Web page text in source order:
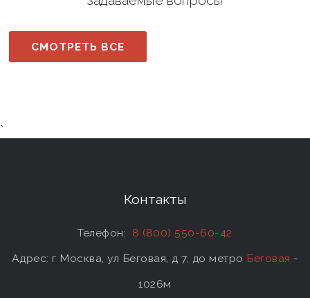
СМОТРЕТЬ ВСЕ
`
Контакты
Телефон: 8 (800) 550-60-42
Адрес: г Москва, ул Беговая, д 7, до метро Беговая -
1026м